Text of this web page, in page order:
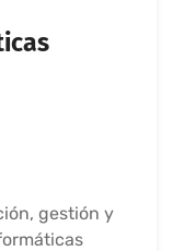
gestión y